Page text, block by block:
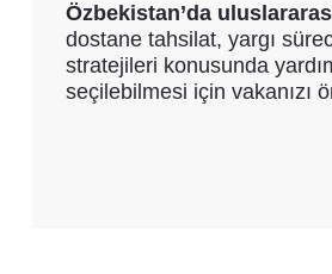
Özbekistan’da
dostane tahsilat, yargı
stratejileri konusunda
seçilebilmesi için vakanızı